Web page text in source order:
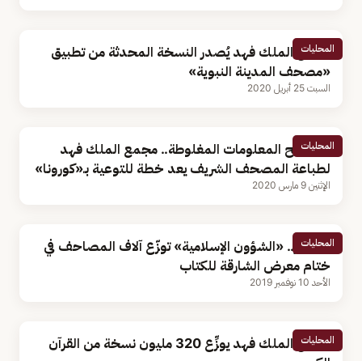
المحليات
مجمع الملك فهد يُصدر النسخة المحدثة من تطبيق
«مصحف المدينة النبوية»
السبت 25 أبريل 2020
المحليات
لتصحيح المعلومات المغلوطة.. مجمع الملك فهد
لطباعة المصحف الشريف يعد خطة للتوعية بـ«كورونا»
الإثنين 9 مارس 2020
المحليات
بالصور.. «الشؤون الإسلامية» توزّع آلاف المصاحف في
ختام معرض الشارقة للكتاب
الأحد 10 نوفمبر 2019
المحليات
مجمع الملك فهد يوزِّع 320 مليون نسخة من القرآن